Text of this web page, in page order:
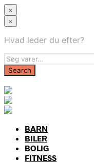
×
×
Hvad leder du efter?
BARN
BILER
BOLIG
FITNESS